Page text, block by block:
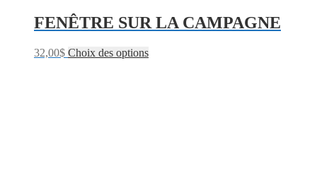
FENÊTRE SUR LA CAMPAGNE
32,00$ Choix des options